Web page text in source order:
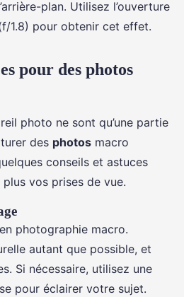
plan. Utilisez l’ouverture
1.8) pour obtenir cet effet.
pour des photos
photo ne sont qu’une partie
des photos macro
conseils et astuces
vos prises de vue.
photographie macro.
autant que possible, et
Si nécessaire, utilisez une
pour éclairer votre sujet.